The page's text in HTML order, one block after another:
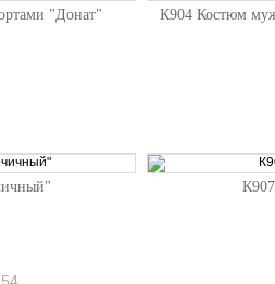
"Донат" К904 Костюм
54